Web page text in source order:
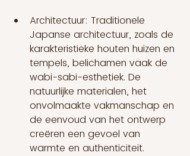
Architectuur: Traditionele
Japanse architectuur, zoals de
karakteristieke houten huizen en
tempels, belichamen vaak de
wabi-sabi-esthetiek. De
natuurlijke materialen, het
onvolmaakte vakmanschap en
de eenvoud van het ontwerp
creëren een gevoel van
warmte en authenticiteit.